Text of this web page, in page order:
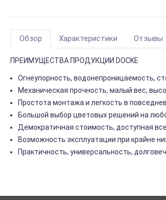
Обзор Характеристики Отзывы
ПРЕИМУЩЕСТВА ПРОДУКЦИИ DOCKE
Огнеупорность, водонепроницаемость,
Механическая прочность, малый вес,
Простота монтажа и легкость в
Большой выбор цветовых решений на
Демократичная стоимость, доступная
Возможность эксплуатации при крайне
Практичность, универсальность,